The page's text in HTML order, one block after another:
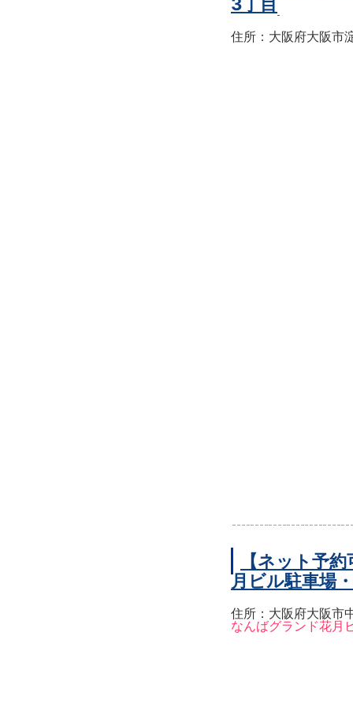
住所：大阪府大阪市
【ネット予
月ビル駐車場
住所：大阪府大阪市
なんばグランド花